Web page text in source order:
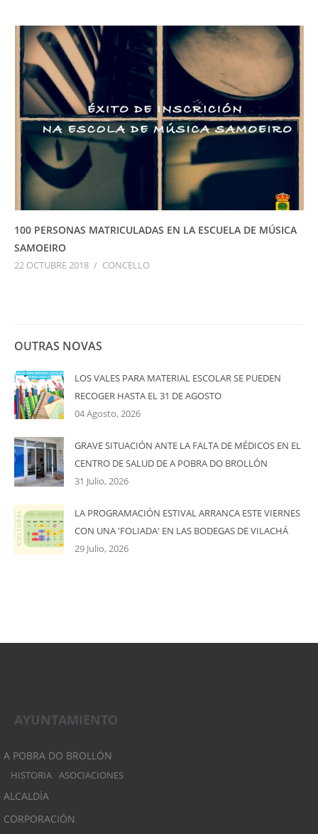
100 PERSONAS MATRICULADAS EN LA ESCUELA DE MÚSICA
SAMOEIRO
22 OCTUBRE 2018 / CONCELLO
OUTRAS NOVAS
LOS VALES PARA MATERIAL ESCOLAR SE PUEDEN
RECOGER HASTA EL 31 DE AGOSTO
04 Agosto, 2026
GRAVE SITUACIÓN ANTE LA FALTA DE MÉDICOS EN EL
CENTRO DE SALUD DE A POBRA DO BROLLÓN
31 Julio, 2026
LA PROGRAMACIÓN ESTIVAL ARRANCA ESTE VIERNES
CON UNA 'FOLIADA' EN LAS BODEGAS DE VILACHÁ
29 Julio, 2026
AYUNTAMIENTO
A POBRA DO BROLLÓN
HISTORIA ASOCIACIONES
ALCALDÍA
CORPORACIÓN